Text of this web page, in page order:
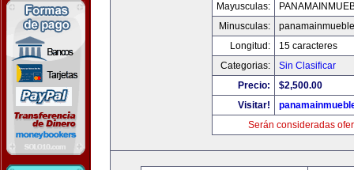
Mayusculas:
Minusculas:
Longitud:
15 caracteres
Categorias:
Sin Clasificar
Precio:
$2,500.00
Visitar!
Serán consideradas